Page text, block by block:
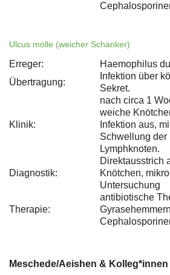
Ulcus molle (weicher Schanker)
Erreger:
Haemophilus
Übertragung:
Infektion über
Sekret.
Klinik:
nach circa 1
weiche
Infektion aus,
Schwellung der
Lymphknoten.
Diagnostik:
Direktausstrich
Knötchen,
Untersuchung
Therapie:
antibiotische
Meschede/Aeishen & Kolleg*innen